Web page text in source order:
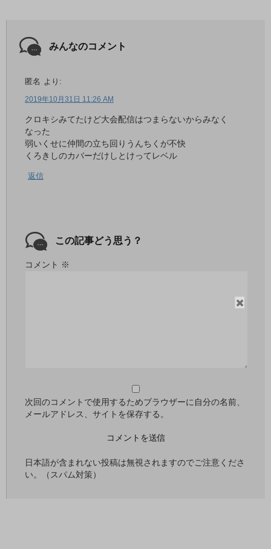
閉
みんなのコメント
匿名 より:
2019年10月31日 11:26 AM
クロキシみてたけど大会配信はつまらないからみなく
なった
弱いくせに仲間の立ち回りうんちくが不快
くろきしのカバーだけしとけってレベル
返信
この記事どう思う？
コメント ※
次回のコメントで使用するためブラウザーに自分の名前、
メールアドレス、サイトを保存する。
日本語が含まれない投稿は無視されますのでご注意くださ
い。（スパム対策）